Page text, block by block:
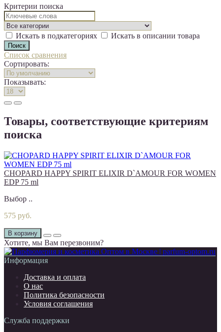
Критерии поиска
Искать в подкатегориях Искать в описании товара
Список сравнения
Сортировать:
Показывать:
Товары, соответствующие критериям
поиска
CHOPARD HAPPY SPIRIT ELIXIR D`AMOUR FOR WOMEN
EDP 75 ml
Выбор ..
575 руб.
В корзину
Хотите, мы Вам перезвоним?
Информация
Доставка и оплата
О нас
Политика безопасности
Условия соглашения
Служба поддержки